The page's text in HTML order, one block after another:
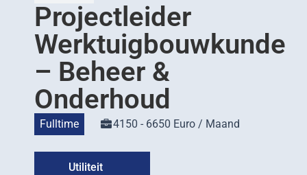
Projectleider
Werktuigbouwkunde
– Beheer &
Onderhoud
Fulltime 4150 - 6650 Euro / Maand
Utiliteit